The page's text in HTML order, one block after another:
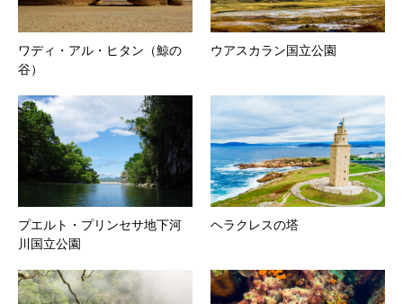
ワディ・アル・ヒタン（鯨の
谷）
ウアスカラン国立公園
プエルト・プリンセサ地下河
川国立公園
ヘラクレスの塔